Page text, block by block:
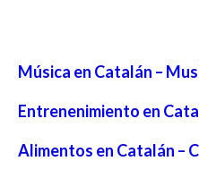
Música en Catalán –
Entrenenimiento en
Alimentos en Catalán –